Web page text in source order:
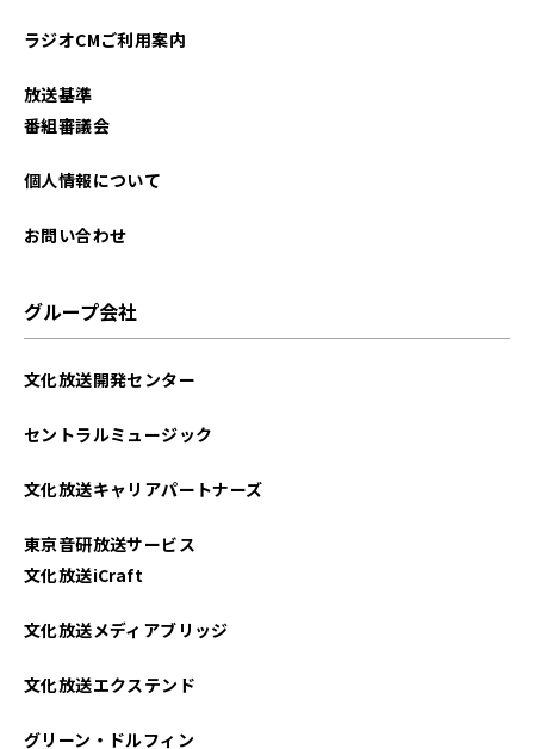
ラジオCMご利用案内
放送基準
番組審議会
個人情報について
お問い合わせ
グループ会社
文化放送開発センター
セントラルミュージック
文化放送キャリアパートナーズ
東京音研放送サービス
文化放送iCraft
文化放送メディアブリッジ
文化放送エクステンド
グリーン・ドルフィン